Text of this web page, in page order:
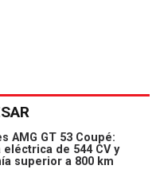
AMG GT 53 Coupé:
de 544 CV y
superior a 800 km